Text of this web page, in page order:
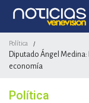
Política /
Diputado Ángel
economía
Política